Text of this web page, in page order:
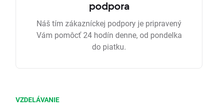
podpora
Náš tím zákazníckej podpory je pripravený
Vám pomôcť 24 hodín denne, od pondelka
do piatku.
VZDELÁVANIE